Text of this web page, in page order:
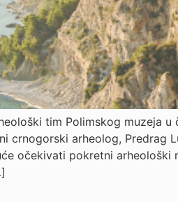
tim Polimskog muzeja
crnogorski arheolog, Predrag
očekivati pokretni arheološki